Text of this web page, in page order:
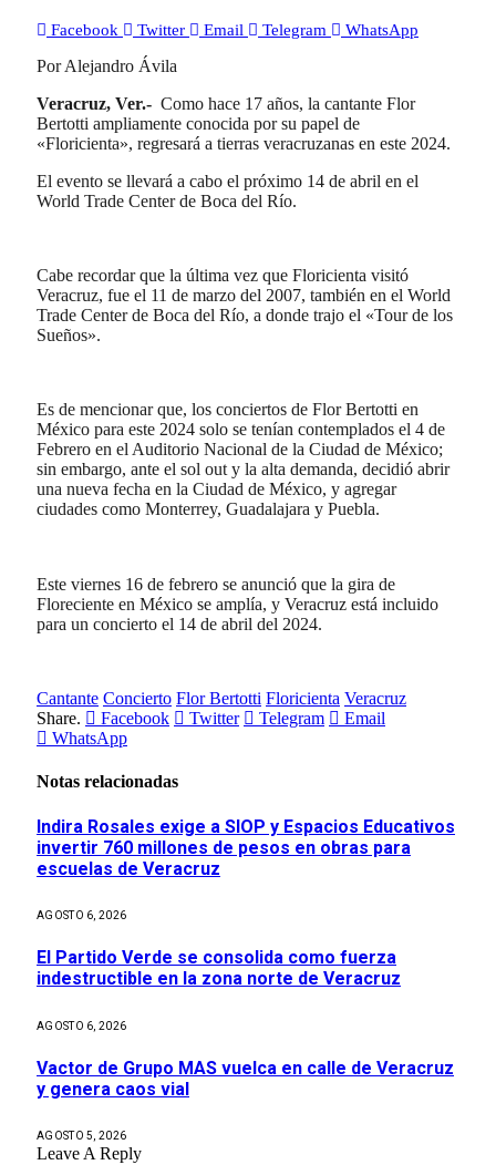
Facebook Twitter Email Telegram WhatsApp
Por Alejandro Ávila
Veracruz, Ver.- Como hace 17 años, la cantante Flor
Bertotti ampliamente conocida por su papel de
«Floricienta», regresará a tierras veracruzanas en este 2024.
El evento se llevará a cabo el próximo 14 de abril en el
World Trade Center de Boca del Río.
Cabe recordar que la última vez que Floricienta visitó
Veracruz, fue el 11 de marzo del 2007, también en el World
Trade Center de Boca del Río, a donde trajo el «Tour de los
Sueños».
Es de mencionar que, los conciertos de Flor Bertotti en
México para este 2024 solo se tenían contemplados el 4 de
Febrero en el Auditorio Nacional de la Ciudad de México;
sin embargo, ante el sol out y la alta demanda, decidió abrir
una nueva fecha en la Ciudad de México, y agregar
ciudades como Monterrey, Guadalajara y Puebla.
Este viernes 16 de febrero se anunció que la gira de
Floreciente en México se amplía, y Veracruz está incluido
para un concierto el 14 de abril del 2024.
Cantante Concierto Flor Bertotti Floricienta Veracruz
Share.
Facebook Twitter Telegram
Email
WhatsApp
Notas relacionadas
Indira Rosales exige a SIOP y Espacios Educativos
invertir 760 millones de pesos en obras para
escuelas de Veracruz
AGOSTO 6, 2026
El Partido Verde se consolida como fuerza
indestructible en la zona norte de Veracruz
AGOSTO 6, 2026
Vactor de Grupo MAS vuelca en calle de Veracruz
y genera caos vial
AGOSTO 5, 2026
Leave A Reply